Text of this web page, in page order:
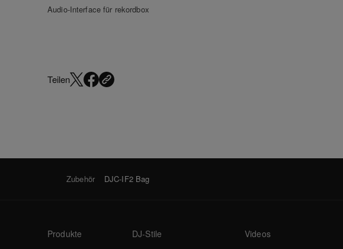
Audio-Interface für rekordbox
Teilen
Zubehör DJC-IF2 Bag
Produkte DJ-Stile Videos